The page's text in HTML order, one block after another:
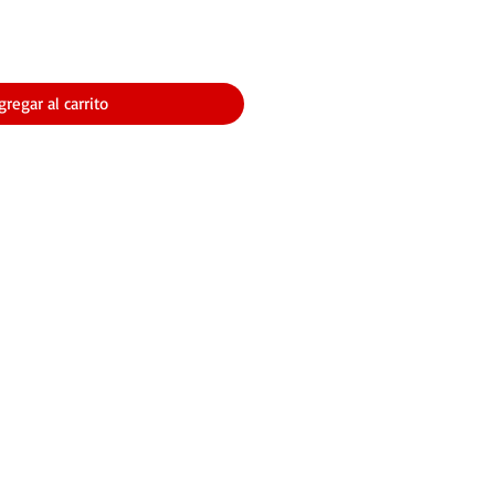
al carrito